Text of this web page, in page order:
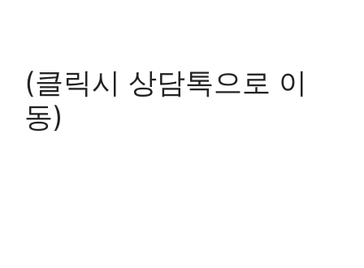
(클릭시 상담톡으로 이
동)